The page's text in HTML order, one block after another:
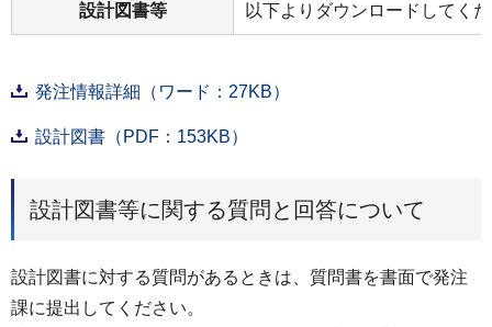
設計図書等 以下よりダウンロードしてく
発注情報詳細（ワード：27KB）
設計図書（PDF：153KB）
設計図書等に関する質問と回答について
設計図書に対する質問があるときは、質問書を書面で発注
課に提出してください。